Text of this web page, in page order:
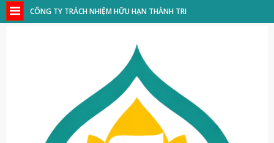
CÔNG TY TRÁCH NHIỆM HỮU HẠN THÀNH TRI